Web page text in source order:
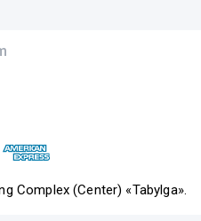
Complex (Center) «Tabylga».